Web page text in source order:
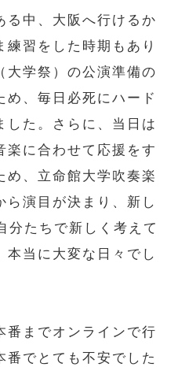
る中、大阪へ行けるか
練習をした時期もあり
大学祭）の公演準備の
め、毎日必死にハード
した。さらに、当日は
楽に合わせて応援をす
め、立命館大学吹奏楽
ら演目が決まり、新し
分たちで新しく考えて
本当に大変な日々でし
番までオンラインで行
番でとても不安でした